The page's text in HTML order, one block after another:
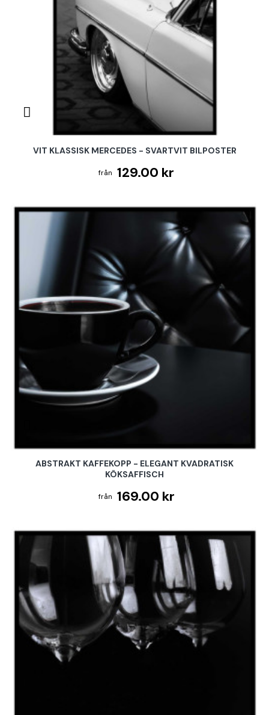
VIT KLASSISK MERCEDES - SVARTVIT BILPOSTER
129.00 kr
ABSTRAKT KAFFEKOPP - ELEGANT KVADRATISK
KÖKSAFFISCH
169.00 kr